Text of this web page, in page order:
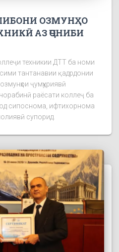
ОЗМУНҲО
АЗ ҶОНИБИ
техникии ДТТ ба номи
тантанавии қадрдонии
ҷумҳуриявӣ
раёсати коллеҷ ба
сипоснома, ифтихорнома
супорид.